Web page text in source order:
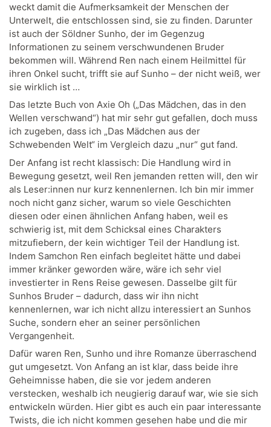
weckt damit die Aufmerksamkeit der Menschen der
Unterwelt, die entschlossen sind, sie zu finden. Darunter
ist auch der Söldner Sunho, der im Gegenzug
Informationen zu seinem verschwundenen Bruder
bekommen will. Während Ren nach einem Heilmittel für
ihren Onkel sucht, trifft sie auf Sunho – der nicht weiß, wer
sie wirklich ist …
Das letzte Buch von Axie Oh („Das Mädchen, das in den
Wellen verschwand“) hat mir sehr gut gefallen, doch muss
ich zugeben, dass ich „Das Mädchen aus der
Schwebenden Welt“ im Vergleich dazu „nur“ gut fand.
Der Anfang ist recht klassisch: Die Handlung wird in
Bewegung gesetzt, weil Ren jemanden retten will, den wir
als Leser:innen nur kurz kennenlernen. Ich bin mir immer
noch nicht ganz sicher, warum so viele Geschichten
diesen oder einen ähnlichen Anfang haben, weil es
schwierig ist, mit dem Schicksal eines Charakters
mitzufiebern, der kein wichtiger Teil der Handlung ist.
Indem Samchon Ren einfach begleitet hätte und dabei
immer kränker geworden wäre, wäre ich sehr viel
investierter in Rens Reise gewesen. Dasselbe gilt für
Sunhos Bruder – dadurch, dass wir ihn nicht
kennenlernen, war ich nicht allzu interessiert an Sunhos
Suche, sondern eher an seiner persönlichen
Vergangenheit.
Dafür waren Ren, Sunho und ihre Romanze überraschend
gut umgesetzt. Von Anfang an ist klar, dass beide ihre
Geheimnisse haben, die sie vor jedem anderen
verstecken, weshalb ich neugierig darauf war, wie sie sich
entwickeln würden. Hier gibt es auch ein paar interessante
Twists, die ich nicht kommen gesehen habe und die mir